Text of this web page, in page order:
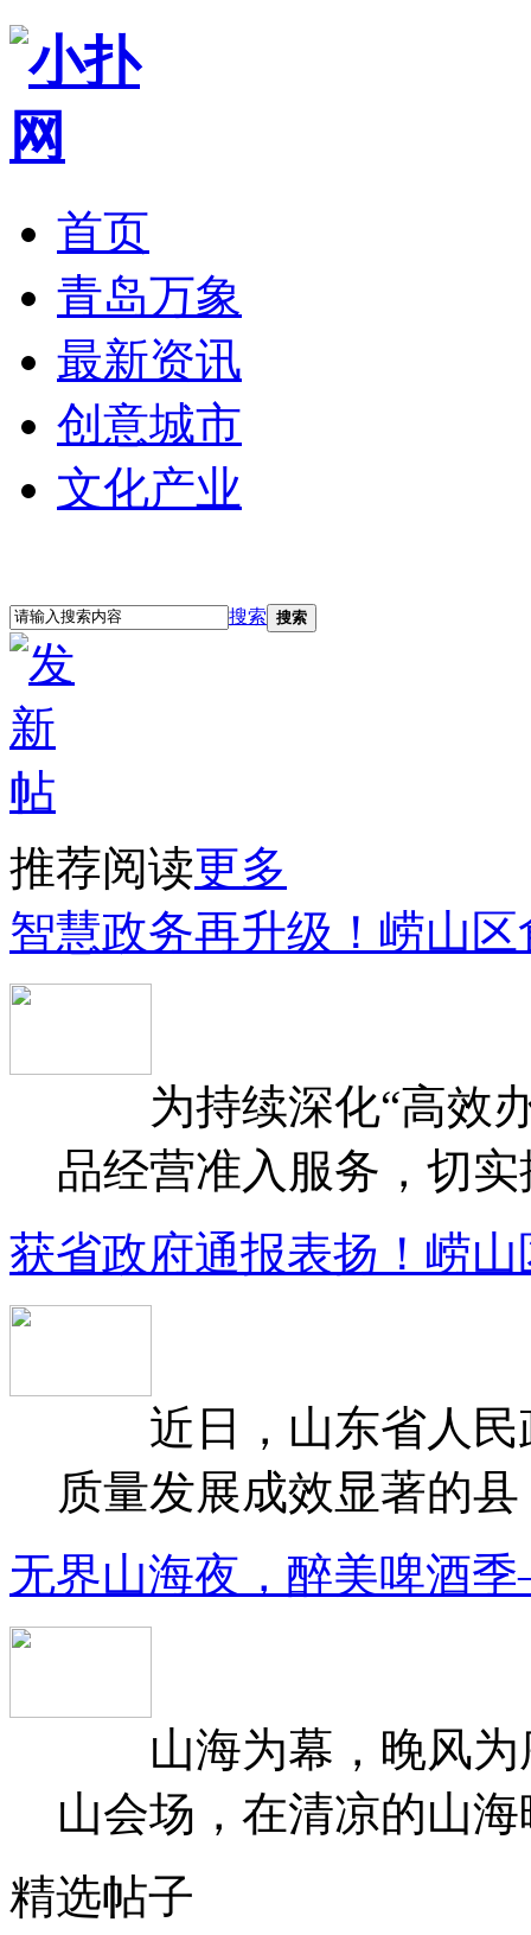
首页
青岛万象
最新资讯
创意城市
文化产业
搜索 搜索
推荐阅读更多
智慧政务再升级！崂山
为持续深化“高效办
品经营准入服务，切
获省政府通报表扬！崂
近日，山东省人民
质量发展成效显著的
无界山海夜，醉美啤酒
山海为幕，晚风为
山会场，在清凉的山
精选帖子